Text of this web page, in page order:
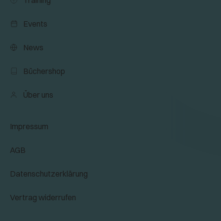
Events
News
Büchershop
Über uns
Impressum
AGB
Datenschutzerklärung
Vertrag widerrufen